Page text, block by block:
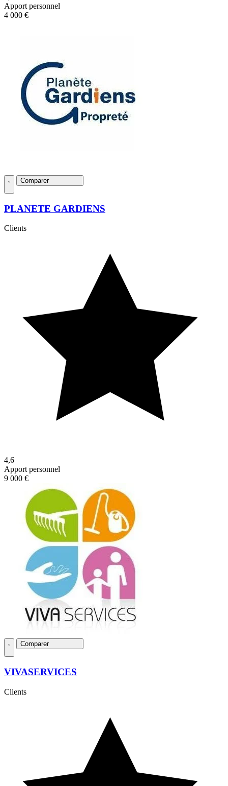
Apport personnel
4 000 €
Comparer
PLANETE GARDIENS
Clients
4,6
Apport personnel
9 000 €
Comparer
VIVASERVICES
Clients